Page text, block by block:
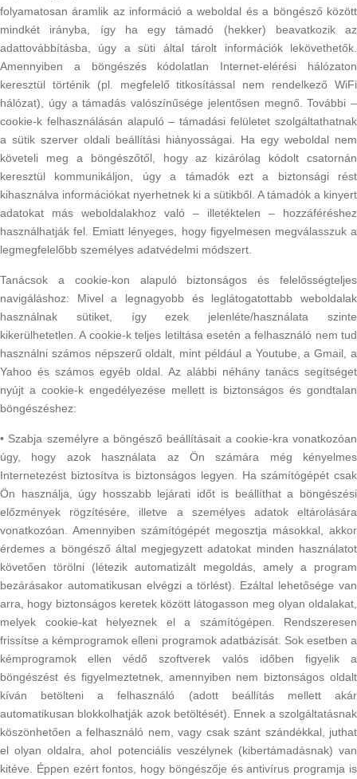
folyamatosan áramlik az információ a weboldal és a böngésző között
mindkét irányba, így ha egy támadó (hekker) beavatkozik az
adattovábbításba, úgy a süti által tárolt információk lekövethetők.
Amennyiben a böngészés kódolatlan Internet-elérési hálózaton
keresztül történik (pl. megfelelő titkosítással nem rendelkező WiFi
hálózat), úgy a támadás valószínűsége jelentősen megnő. További –
cookie-k felhasználásán alapuló – támadási felületet szolgáltathatnak
a sütik szerver oldali beállítási hiányosságai. Ha egy weboldal nem
követeli meg a böngészőtől, hogy az kizárólag kódolt csatornán
keresztül kommunikáljon, úgy a támadók ezt a biztonsági rést
kihasználva információkat nyerhetnek ki a sütikből. A támadók a kinyert
adatokat más weboldalakhoz való – illetéktelen – hozzáféréshez
használhatják fel. Emiatt lényeges, hogy figyelmesen megválasszuk a
legmegfelelőbb személyes adatvédelmi módszert.
Tanácsok a cookie-kon alapuló biztonságos és felelősségteljes
navigáláshoz: Mivel a legnagyobb és leglátogatottabb weboldalak
használnak sütiket, így ezek jelenléte/használata szinte
kikerülhetetlen. A cookie-k teljes letiltása esetén a felhasználó nem tud
használni számos népszerű oldalt, mint például a Youtube, a Gmail, a
Yahoo és számos egyéb oldal. Az alábbi néhány tanács segítséget
nyújt a cookie-k engedélyezése mellett is biztonságos és gondtalan
böngészéshez:
• Szabja személyre a böngésző beállításait a cookie-kra vonatkozóan
úgy, hogy azok használata az Ön számára még kényelmes
Internetezést biztosítva is biztonságos legyen. Ha számítógépét csak
Ön használja, úgy hosszabb lejárati időt is beállíthat a böngészési
előzmények rögzítésére, illetve a személyes adatok eltárolására
vonatkozóan. Amennyiben számítógépét megosztja másokkal, akkor
érdemes a böngésző által megjegyzett adatokat minden használatot
követően törölni (létezik automatizált megoldás, amely a program
bezárásakor automatikusan elvégzi a törlést). Ezáltal lehetősége van
arra, hogy biztonságos keretek között látogasson meg olyan oldalakat,
melyek cookie-kat helyeznek el a számítógépen. Rendszeresen
frissítse a kémprogramok elleni programok adatbázisát. Sok esetben a
kémprogramok ellen védő szoftverek valós időben figyelik a
böngészést és figyelmeztetnek, amennyiben nem biztonságos oldalt
kíván betölteni a felhasználó (adott beállítás mellett akár
automatikusan blokkolhatják azok betöltését). Ennek a szolgáltatásnak
köszönhetően a felhasználó nem, vagy csak szánt szándékkal, juthat
el olyan oldalra, ahol potenciális veszélynek (kibertámadásnak) van
kitéve. Éppen ezért fontos, hogy böngészője és antivírus programja is